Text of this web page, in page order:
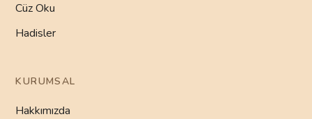
Cüz Oku
Hadisler
KURUMSAL
Hakkımızda